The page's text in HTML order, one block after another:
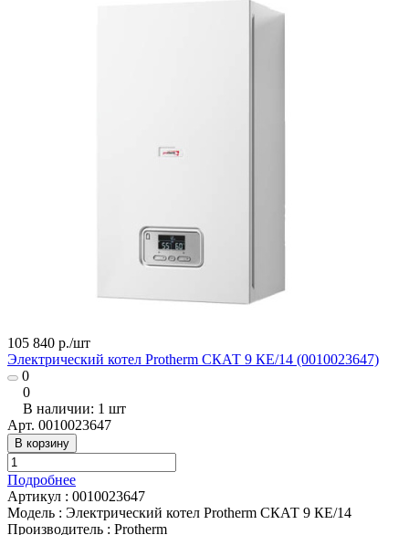
105 840 р./шт
Электрический котел Protherm СКАТ 9 КE/14 (0010023647)
0
0
В наличии: 1 шт
Арт. 0010023647
В корзину
Подробнее
Артикул : 0010023647
Модель : Электрический котел Protherm СКАТ 9 КE/14
Производитель : Protherm